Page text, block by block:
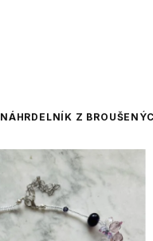
NÁHRDELNÍK Z